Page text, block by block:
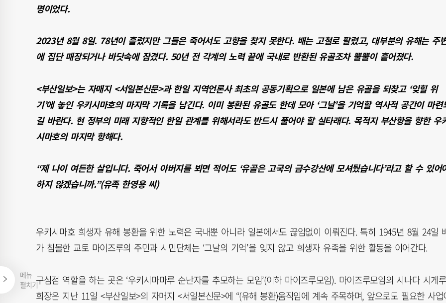
메뉴
펼치기
명이었다.
2023년 8월 8일. 78년이 흘렀지만 그들은 죽어서도 고향을 찾지 못한다. 배는 고철로 팔렸고, 대부분의 유해는 주
에 집단 매장되거나 바닷속에 잠겼다. 50년 전 각계의 노력 끝에 국내로 반환된 유골조차 뿔뿔이 흩어졌다.
<부산일보>는 자매지 <서일본신문>과 한일 지역언론사 최초의 공동기획으로 일본에 남은 유골을 되찾고 ‘잊힐 위
기’에 놓인 우키시마호의 마지막 기록을 남긴다. 이미 봉환된 유골도 한데 모아 ‘그날’을 기억할 역사적 공간이 마련
길 바란다. 현 정부의 미래 지향적인 한일 관계를 위해서라도 반드시 풀어야 할 실타래다. 목적지 부산항을 향한 우
시마호의 마지막 항해다.
“제 나이 여든한 살입니다. 죽어서 아버지를 뵈면 적어도 ‘유골은 고국의 금수강산에 모셔뒀습니다’라고 할 수 있어
하지 않겠습니까.”(유족 한영용 씨)
우키시마호 희생자 유해 봉환을 위한 노력은 국내뿐 아니라 일본에서도 끊임없이 이뤄진다. 특히 1945년 8월 24일
가 침몰한 교토 마이즈루의 주민과 시민단체는 ‘그날의 기억’을 잊지 않고 희생자 유족을 위한 활동을 이어간다.
구심점 역할을 하는 곳은 ‘우키시마마루 순난자를 추모하는 모임’(이하 마이즈루모임). 마이즈루모임의 시나다 시게루
회장은 지난 11일 <부산일보>의 자매지 <서일본신문>에 “(유해 봉환)움직임에 계속 주목하며, 앞으로도 필요한 사업